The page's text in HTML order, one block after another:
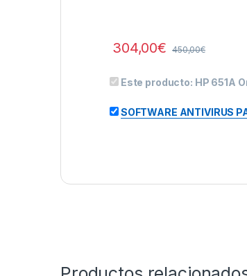
304,00€ 450,00€
Este producto: HP 651A
SOFTWARE ANTIVIRUS